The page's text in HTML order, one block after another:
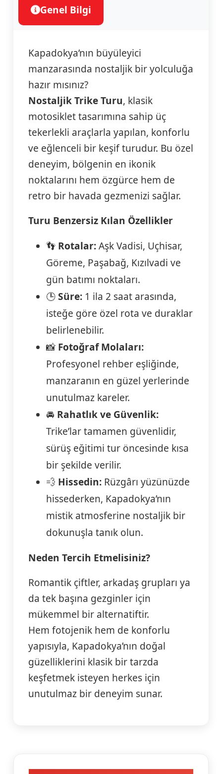
Genel Bilgi
Kapadokya’nın büyüleyici
manzarasında nostaljik bir yolculuğa
hazır mısınız?
Nostaljik Trike Turu, klasik
motosiklet tasarımına sahip üç
tekerlekli araçlarla yapılan, konforlu
ve eğlenceli bir keşif turudur. Bu özel
deneyim, bölgenin en ikonik
noktalarını hem özgürce hem de
retro bir havada gezmenizi sağlar.
Turu Benzersiz Kılan Özellikler
👣 Rotalar:Aşk Vadisi, Uçhisar,
Göreme, Paşabağ, Kızılvadi ve
gün batımı noktaları.
🕒Süre: 1 ila 2 saat arasında,
isteğe göre özel rota ve duraklar
belirlenebilir.
📸 Fotoğraf Molaları:
Profesyonel rehber eşliğinde,
manzaranın en güzel yerlerinde
unutulmaz kareler.
🚘 Rahatlık ve Güvenlik:
Trike’lar tamamen güvenlidir,
sürüş eğitimi tur öncesinde kısa
bir şekilde verilir.
💨 Hissedin: Rüzgârı yüzünüzde
hissederken, Kapadokya’nın
mistik atmosferine nostaljik bir
dokunuşla tanık olun.
Neden Tercih Etmelisiniz?
Romantik çiftler, arkadaş grupları ya
da tek başına gezginler için
mükemmel bir alternatiftir.
Hem fotojenik hem de konforlu
yapısıyla, Kapadokya’nın doğal
güzelliklerini klasik bir tarzda
keşfetmek isteyen herkes için
unutulmaz bir deneyim sunar.